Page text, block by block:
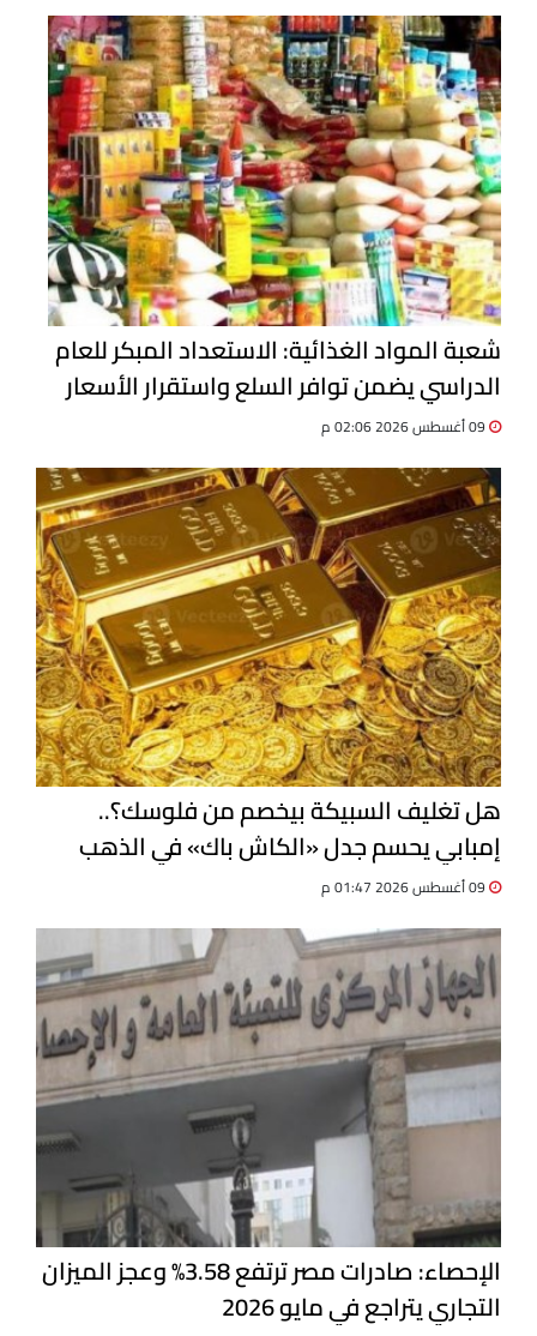
شعبة المواد الغذائية: الاستعداد المبكر للعام
الدراسي يضمن توافر السلع واستقرار الأسعار
هل تغليف السبيكة بيخصم من فلوسك؟..
إمبابي يحسم جدل «الكاش باك» في الذهب
الإحصاء: صادرات مصر ترتفع 3.58% وعجز الميزان
التجاري يتراجع في مايو 2026